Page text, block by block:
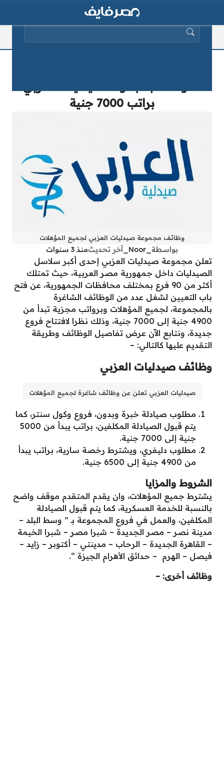
براتب 7000 جنية
وظائف مجموعة صيدليات العزبي لجميع المؤهلات
بواسطة آخر تحديثمنذ 3 سنوات
تعلن مجموعة صيدليات العزبي إحدى أكبر سلاسل
الصيدليات داخل جمهورية مصر العربية، حيث تمتلك
أكثر من 90 فرع بمختلف محافظات الجمهورية، عن فتح
باب التعيين لشغل عدد من الوظائف الشاغرة
بالمجموعة، لجميع المؤهلات وبرواتب مجزية تبدأ من
4900 جنية إلى 7000 جنية، وذلك نظرا لافتتاح فروع
جديدة، ونتابع الآن عرض تفاصيل الوظائف وطريقة
التقديم عليها كالتالي: –
وظائف صيدليات العزبي
صيدليات العزبي تعلن عن وظائف شاغرة لجميع المؤهلات
مطلوب صيادلة خبرة وبدون، فروع وكول سنتر، كما
يتم قبول الصيادلة المكلفين، براتب يبدأ من 5000
جنية إلى 7000 جنية.
مطلوب دليفري، ويشترط رخصة سارية، براتب يبدأ
من 4900 جنية إلى 6500 جنية.
الشروط والمزايا
يشترط جميع المؤهلات، وان يقدم المتقدم موقف واضح
بالنسبة للخدمة العسكرية، كما يتم قبول الصيادلة
المكلفين، والعمل في فروع المجموعة بـ ” وسط البلد –
مدينة نصر – مصر الجديدة – شبرا مصر – شبرا الخيمة
– القاهرة الجديدة – الرحاب – مدينتي – أكتوبر – زايد –
فيصل – الهرم – حدائق الأهرام الجيزة “.
وظائف أخرى: –
البحث عن: